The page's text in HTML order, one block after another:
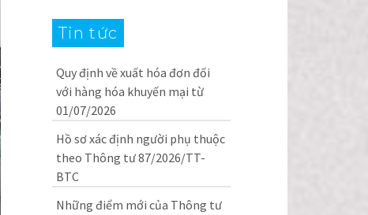
Tin tức
Quy định về xuất hóa đơn đối
với hàng hóa khuyến mại từ
01/07/2026
Hồ sơ xác định người phụ thuộc
theo Thông tư 87/2026/TT-
BTC
Những điểm mới của Thông tư